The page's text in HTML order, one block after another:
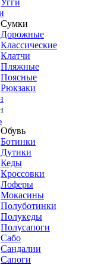
Угги
Сумки
Дорожные
Классические
Клатчи
Пляжные
Поясные
Рюкзаки
Обувь
Ботинки
Дутики
Кеды
Кроссовки
Лоферы
Мокасины
Полуботинки
Полукеды
Полусапоги
Сабо
Сандалии
Сапоги